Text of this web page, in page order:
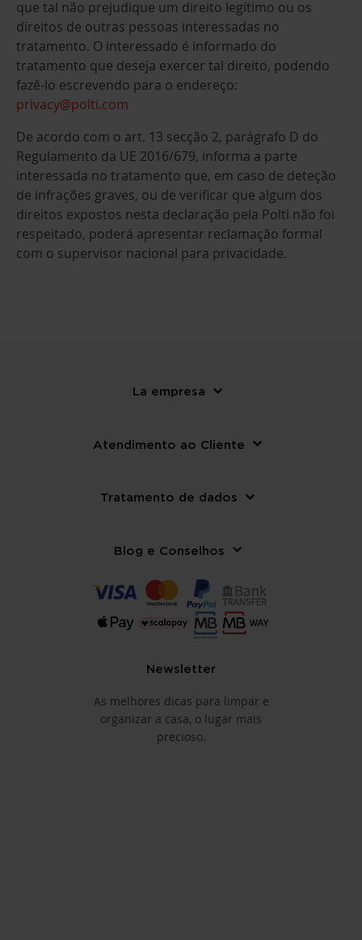
que tal não prejudique um direito legítimo ou os
direitos de outras pessoas interessadas no
tratamento. O interessado é informado do
tratamento que deseja exercer tal direito, podendo
fazê-lo escrevendo para o endereço:
privacy@polti.com
De acordo com o art. 13 secção 2, parágrafo D do
Regulamento da UE 2016/679, informa a parte
interessada no tratamento que, em caso de deteção
de infrações graves, ou de verificar que algum dos
direitos expostos nesta declaração pela Polti não foi
respeitado, poderá apresentar reclamação formal
com o supervisor nacional para privacidade.
La empresa
Atendimento ao Cliente
Tratamento de dados
Blog e Conselhos
Newsletter
As melhores dicas para limpar e
organizar a casa, o lugar mais
precioso.